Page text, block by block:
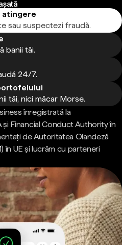
atingere
sau suspectezi fraudă.
banii tăi.
24/7.
tăi, nici măcar Morse.
înregistrată la
și Financial Conduct Authority în
de Autoritatea Olandeză
în UE și lucrăm cu parteneri